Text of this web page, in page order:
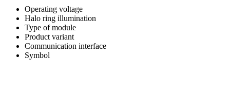
Operating voltage
Halo ring illumination
Type of module
Product variant
Communication interface
Symbol